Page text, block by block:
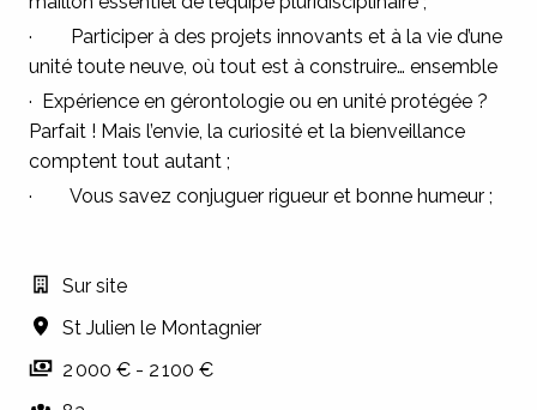
· Participer à des projets innovants et à la vie d’une
unité toute neuve, où tout est à construire… ensemble
· Expérience en gérontologie ou en unité protégée ?
Parfait ! Mais l’envie, la curiosité et la bienveillance
comptent tout autant ;
· Vous savez conjuguer rigueur et bonne humeur ;
Sur site
St Julien le Montagnier
2 000 € - 2 100 €